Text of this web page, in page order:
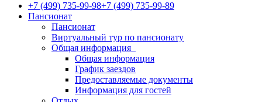
+7 (499) 735-99-98+7 (499) 735-99-89
Пансионат
Пансионат
Виртуальный тур по пансионату
Общая информация
Общая информация
График заездов
Предоставляемые документы
Информация для гостей